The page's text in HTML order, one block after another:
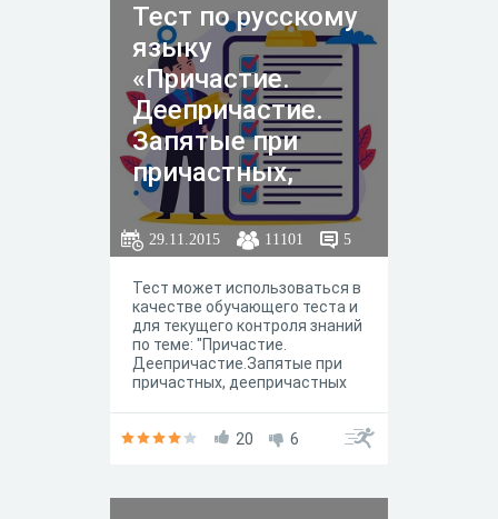
Тест по русскому
языку
«Причастие.
Деепричастие.
Запятые при
причастных,
деепричастных
оборотах и
одиночных
деепричастиях»
для 7 класса
29.11.2015 11101 5
Тест может использоваться в
качестве обучающего теста и
для текущего контроля знаний
по теме: "Причастие.
Деепричастие.Запятые при
причастных, деепричастных
Сложность:легкий
20 6